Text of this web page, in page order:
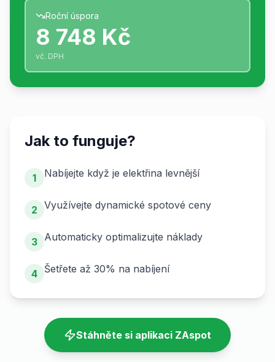
Roční úspora
8 748 Kč
vč. DPH
Jak to funguje?
1 Nabíjejte když je elektřina levnější
2 Využívejte dynamické spotové ceny
3 Automaticky optimalizujte náklady
4 Šetřete až 30% na nabíjení
Stáhněte si aplikaci ZAspot